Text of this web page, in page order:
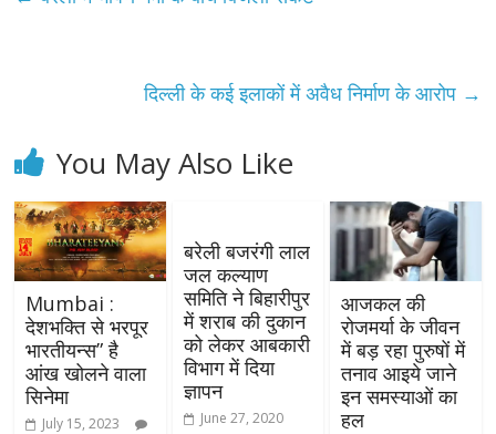
दिल्ली के कई इलाकों में अवैध निर्माण के आरोप →
You May Also Like
Mumbai :
देशभक्ति से भरपूर
भारतीयन्स” है
आंख खोलने वाला
सिनेमा
July 15, 2023
बरेली बजरंगी लाल
जल कल्याण
समिति ने बिहारीपुर
में शराब की दुकान
को लेकर आबकारी
विभाग में दिया
ज्ञापन
June 27, 2020
आजकल की
रोजमर्या के जीवन
में बड़ रहा पुरुषों में
तनाव आइये जाने
इन समस्याओं का
हल